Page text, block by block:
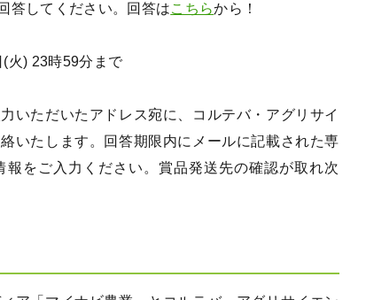
答してください。回答はこちらから！
火) 23時59分まで
いただいたアドレス宛に、コルテバ・アグリサイ
いたします。回答期限内にメールに記載された専
をご入力ください。賞品発送先の確認が取れ次